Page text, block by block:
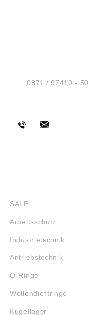
Tel.:0871 / 97410 - 50
SALE
Arbeitsschutz
Industrietechnik
Antriebstechnik
O-Ringe
Wellendichtringe
Kugellager